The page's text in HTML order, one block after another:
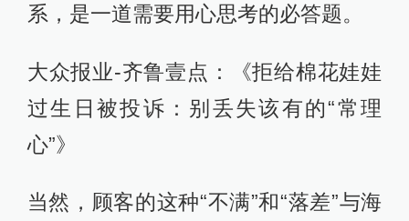
系，是一道需要用心思考的必答题。
大众报业-齐鲁壹点：《拒给棉花娃娃
过生日被投诉：别丢失该有的“常理
心”》
当然，顾客的这种“不满”和“落差”与海